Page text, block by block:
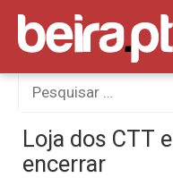
Skip
content
Procurar
por:
Loja dos CTT
encerrar